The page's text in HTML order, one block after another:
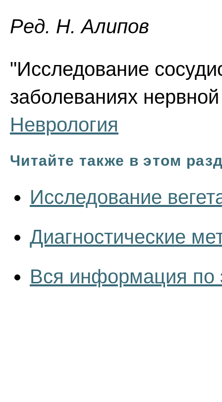
Ред. Н. Алипов
"Исследование
заболеваниях
Неврология
Читайте также в этом
Исследование
Диагностические
Вся информация по